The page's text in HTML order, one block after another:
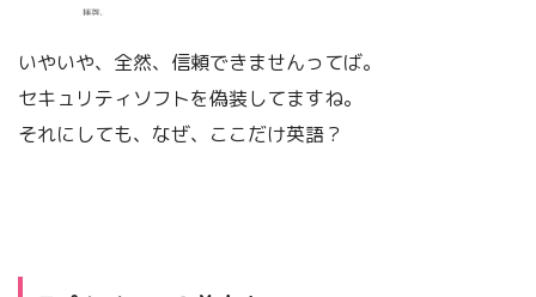
いやいや、全然、信頼できませんってば。
セキュリティソフトを偽装してますね。
それにしても、なぜ、ここだけ英語？